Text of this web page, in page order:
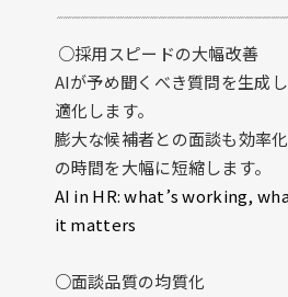
○採用スピードの大幅改善
AIが予め聞くべき質問を生成
適化します。
膨大な候補者との面談も効率
の時間を大幅に短縮します。
AI in HR: what’s working,
it matters
○面談品質の均質化